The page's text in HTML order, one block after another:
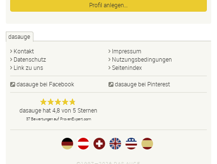
Profil anlegen…
dasauge
Kontakt
Impressum
Datenschutz
Nutzungsbedingungen
Link zu uns
Seitenindex
dasauge bei Facebook dasauge bei Pinterest
dasauge
Designer,
Fotografen,
Agenturen,
Portfolios
und Jobs.
Anonym
dasauge hat4,8 von 5 Sternen
37Bewertungen auf ProvenExpert.com